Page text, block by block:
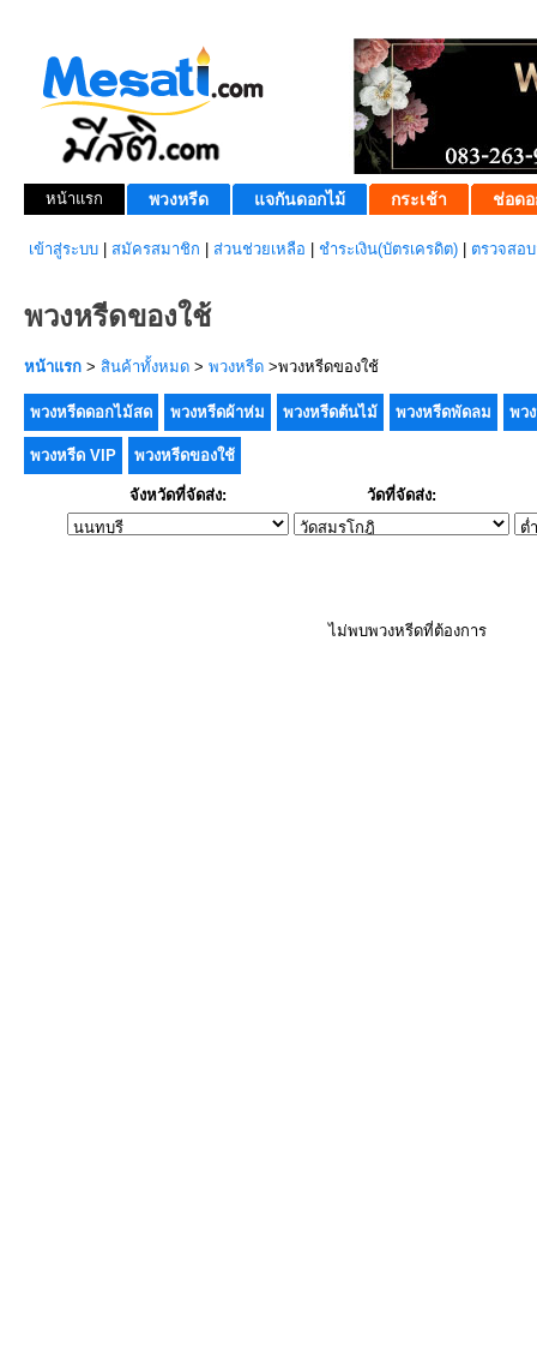
หน้าแรก พวงหรีด แจกันดอกไม้ กระเช้า ช่อดอ
เข้าสู่ระบบ สมัครสมาชิก ส่วนช่วยเหลือ ชำระเงิน(บัตรเครดิต) ตรวจสอ
พวงหรีดของใช้
หน้าแรก > สินค้าทั้งหมด > พวงหรีด >พวงหรีดของใช้
พวงหรีดดอกไม้สด พวงหรีดผ้าห่ม พวงหรีดต้นไม้ พวงหรีดพัดลม พว
พวงหรีด VIP พวงหรีดของใช้
จังหวัดที่จัดส่ง: วัดที่จัดส่ง:
ไม่พบพวงหรีดที่ต้องการ